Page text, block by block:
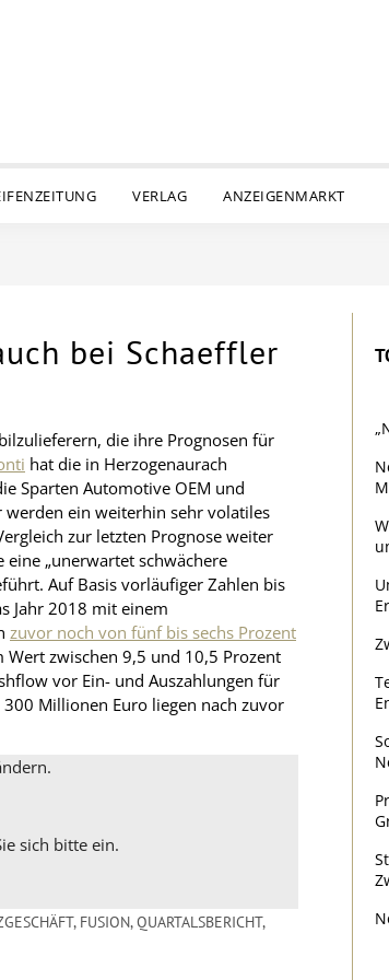
VERLAG ANZEIGENMARKT
bei Schaeffler
die ihre Prognosen für
hat die in Herzogenaurach
Sparten Automotive OEM und
werden ein weiterhin sehr volatiles
zur letzten Prognose weiter
„unerwartet schwächere
Auf Basis vorläufiger Zahlen bis
Jahr 2018 mit einem
zuvor noch von fünf bis sechs Prozent
zwischen 9,5 und 10,5 Prozent
vor Ein- und Auszahlungen für
Millionen Euro liegen nach zuvor
sich bitte ein.
, FUSION,QUARTALSBERICHT,